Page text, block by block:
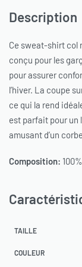
Description
Ce sweat-shirt col
conçu pour les
pour assurer
l’hiver. La coupe
ce qui la rend
est parfait pour un
amusant d’un
Composition:
TAILLE
COULEUR